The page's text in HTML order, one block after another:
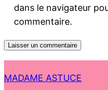
dans le navigateur
commentaire.
MADAME ASTUCE